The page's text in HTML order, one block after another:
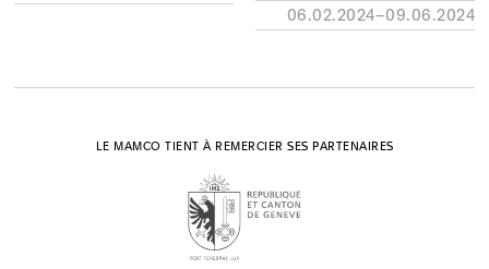
06.02.2024–09.06.2024
LE MAMCO TIENT À REMERCIER SES PARTENAIRES